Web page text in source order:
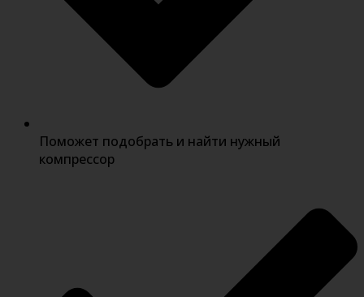
Поможет подобрать и найти нужный
компрессор